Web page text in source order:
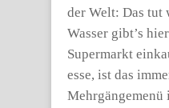
der Welt: Das tut
Wasser gibt’s
Supermarkt
esse, ist das
Mehrgängemenü